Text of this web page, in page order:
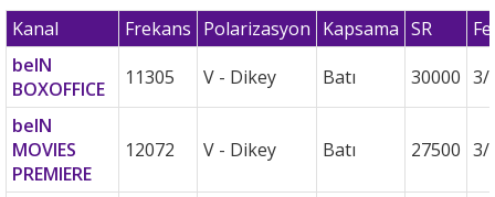
Kanal
Frekans Polarizasyon Kapsama SR
beIN
BOXOFFICE
11305 V - Dikey Batı 30000 3/
beIN
MOVIES
PREMIERE
12072 V - Dikey Batı 27500 3/